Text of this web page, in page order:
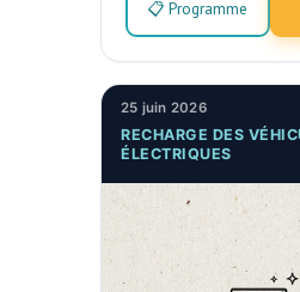
📋 Programme
25 juin 2026
RECHARGE DES
ÉLECTRIQUES